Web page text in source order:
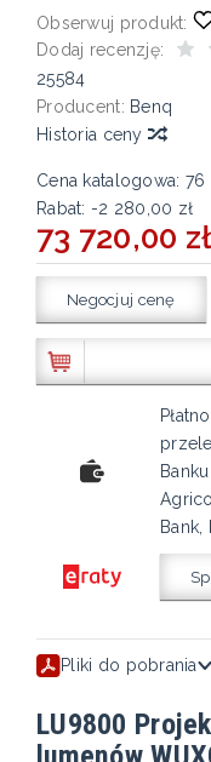
Obserwuj produkt:
Dodaj recenzję:
25584
Producent: Benq
Historia ceny
Cena katalogowa: 76
Rabat: -2 280,00 zł
73 720,00 zł
Negocjuj cenę
Bank,
Pliki do pobrania
LU9800
lumenów